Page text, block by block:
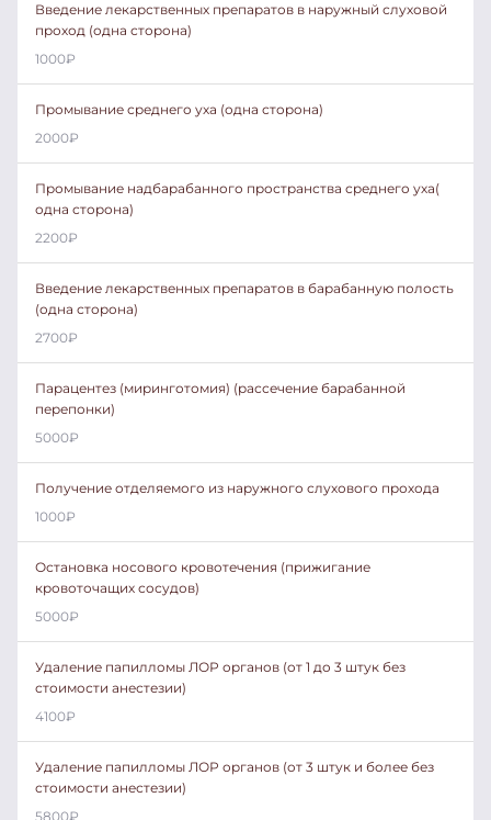
Введение лекарственных препаратов в наружный слуховой
проход (одна сторона)
1000₽
Промывание среднего уха (одна сторона)
2000₽
Промывание надбарабанного пространства среднего уха(
одна сторона)
2200₽
Введение лекарственных препаратов в барабанную полость
(одна сторона)
2700₽
Парацентез (миринготомия) (рассечение барабанной
перепонки)
5000₽
Получение отделяемого из наружного слухового прохода
1000₽
Остановка носового кровотечения (прижигание
кровоточащих сосудов)
5000₽
Удаление папилломы ЛОР органов (от 1 до 3 штук без
стоимости анестезии)
4100₽
Удаление папилломы ЛОР органов (от 3 штук и более без
стоимости анестезии)
5800₽